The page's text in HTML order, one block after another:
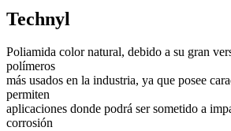
Technyl
Poliamida color natural, debido a su gran
polímeros
más usados en la industria, ya que posee
permiten
aplicaciones donde podrá ser sometido a
corrosión